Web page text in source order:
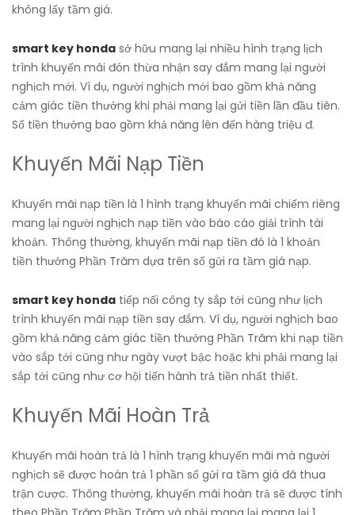
không lấy tầm giá.
smart key honda sở hữu mang lại nhiều hình trạng lịch
trình khuyến mãi đón thừa nhận say đắm mang lại người
nghịch mới. Ví dụ, người nghịch mới bao gồm khả năng
cảm giác tiền thưởng khi phải mang lại gửi tiền lần đầu tiên.
Số tiền thưởng bao gồm khả năng lên đến hàng triệu đ.
Khuyến Mãi Nạp Tiền
Khuyến mãi nạp tiền là 1 hình trạng khuyến mãi chiếm riêng
mang lại người nghịch nạp tiền vào báo cáo giải trình tài
khoản. Thông thường, khuyến mãi nạp tiền đó là 1 khoản
tiền thưởng Phần Trăm dựa trên số gửi ra tầm giá nạp.
smart key honda tiếp nối công ty sắp tới cũng như lịch
trình khuyến mãi nạp tiền say đắm. Ví dụ, người nghịch bao
gồm khả năng cảm giác tiền thưởng Phần Trăm khi nạp tiền
vào sắp tới cũng như ngày vượt bậc hoặc khi phải mang lại
sắp tới cũng như cơ hội tiến hành trả tiền nhất thiết.
Khuyến Mãi Hoàn Trả
Khuyến mãi hoàn trả là 1 hình trạng khuyến mãi mà người
nghịch sẽ được hoàn trả 1 phần số gửi ra tầm giá đã thua
trận cược. Thông thường, khuyến mãi hoàn trả sẽ được tính